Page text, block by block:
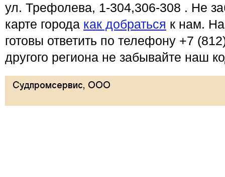
ул. Трефолева, 1-304,306-308 . Не
карте города как добраться к нам.
готовы ответить по телефону +7
другого региона не забывайте наш